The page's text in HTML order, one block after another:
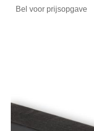
Bel voor prijsopgave